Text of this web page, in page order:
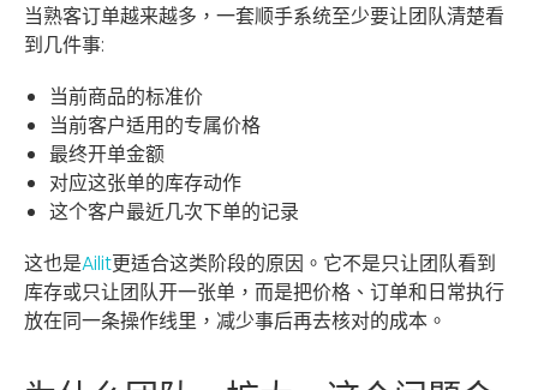
当熟客订单越来越多，一套顺手系统至少要让团队清楚看
到几件事:
当前商品的标准价
当前客户适用的专属价格
最终开单金额
对应这张单的库存动作
这个客户最近几次下单的记录
这也是Ailit更适合这类阶段的原因。它不是只让团队看到
库存或只让团队开一张单，而是把价格、订单和日常执行
放在同一条操作线里，减少事后再去核对的成本。